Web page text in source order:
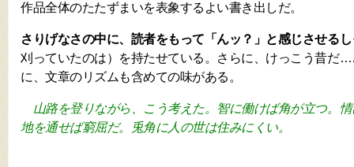
作品全体のたたずまいを表象するよい書き出しだ。
さりげなさの中に、読者をもって「んッ？」と感じさせる
刈っていたのは）を持たせている。さらに、けっこう昔だ
に、文章のリズムも含めての味がある。
山路を登りながら、こう考えた。智に働けば角が立つ。
地を通せば窮屈だ。兎角に人の世は住みにくい。